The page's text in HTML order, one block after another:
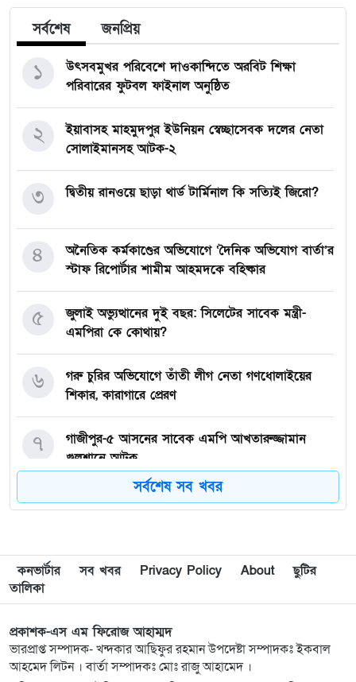
সর্বশেষ জনপ্রিয়
উৎসবমুখর পরিবেশে দাওকান্দিতে অরবিট শিক্ষা
পরিবারের ফুটবল ফাইনাল অনুষ্ঠিত
১
ইয়াবাসহ মাহমুদপুর ইউনিয়ন স্বেচ্ছাসেবক দলের নেতা
সোলাইমানসহ আটক-২
২
দ্বিতীয় রানওয়ে ছাড়া থার্ড টার্মিনাল কি সত্যিই জিরো?
৩
অনৈতিক কর্মকাণ্ডের অভিযোগে ‘দৈনিক অভিযোগ বার্তা’র
স্টাফ রিপোর্টার শামীম আহমদকে বহিষ্কার
৪
জুলাই অভ্যুত্থানের দুই বছর: সিলেটের সাবেক মন্ত্রী-
এমপিরা কে কোথায়? ​
৫
গরু চুরির অভিযোগে তাঁতী লীগ নেতা গণধোলাইয়ের
শিকার, কারাগারে প্রেরণ
৬
গাজীপুর-৫ আসনের সাবেক এমপি আখতারুজ্জামান
গুলশানে আটক
৭
মাগুরায় সাকিব আল হাসানের বাড়িতে আগুন,
৮
দিল্লিতে গণমাধ্যমে শেখ হাসিনার বক্তব্য; ঢাকার তীব্র
৯
ইসরায়েলপন্থিরা ৬০ মিলিয়ন ডলার খরচ করেও হারাতে
পারলো না
১০
সর্বশেষ সব খবর
কনভার্টার সব খবর Privacy Policy About
ছুটির
তালিকা
প্রকাশক-এস এম ফিরোজ আহাম্মদ
ভারপ্রাপ্ত সম্পাদক- খন্দকার আছিফুর রহমান উপদেষ্টা সম্পাদকঃ ইকবাল
আহমেদ লিটন । বার্তা সম্পাদকঃ মোঃ রাজু আহামেদ ।